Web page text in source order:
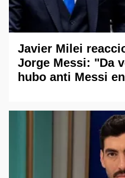
Javier Milei
Jorge Messi: "Da
hubo anti Messi